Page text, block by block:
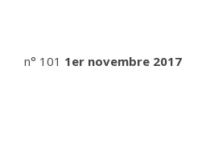
n° 101 1er novembre 2017